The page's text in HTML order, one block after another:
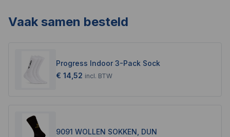
Vaak samen besteld
Progress Indoor 3-Pack Sock
€ 14,52 incl. BTW
9091 WOLLEN SOKKEN, DUN